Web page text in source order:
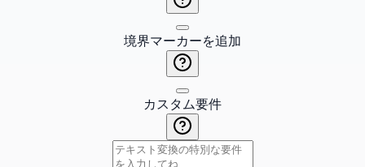
境界マーカーを追加
カスタム要件